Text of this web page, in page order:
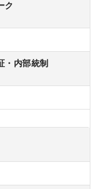
ク
・内部統制